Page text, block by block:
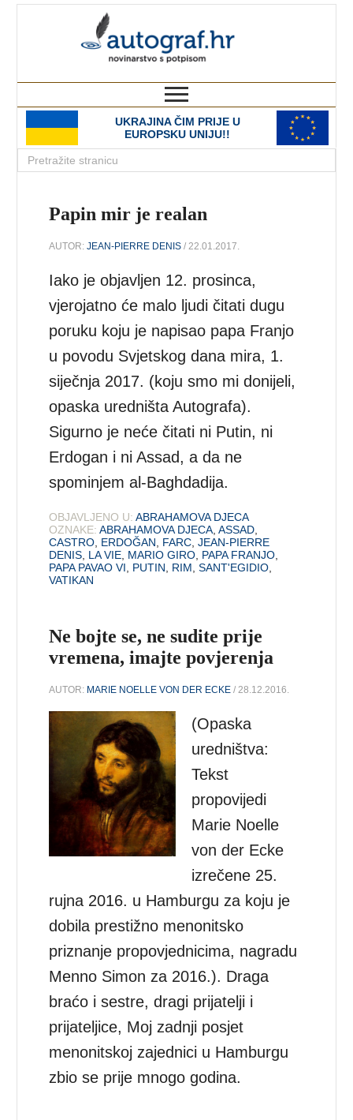
UKRAJINA ČIM PRIJE U
EUROPSKU UNIJU!!
Papin mir je realan
AUTOR:JEAN-PIERRE DENIS / 22.01.2017.
Iako je objavljen 12. prosinca,
vjerojatno će malo ljudi čitati dugu
poruku koju je napisao papa Franjo
u povodu Svjetskog dana mira, 1.
siječnja 2017. (koju smo mi donijeli,
opaska uredništa Autografa).
Sigurno je neće čitati ni Putin, ni
Erdogan i ni Assad, a da ne
spominjem al-Baghdadija.
OBJAVLJENO U: ABRAHAMOVA DJECA
OZNAKE: ABRAHAMOVA DJECA ,ASSAD
CASTRO ERDOĞAN FARC ,JEAN-PIERRE
DENIS LA VIE MARIO GIRO PAPA FRANJO
PAPA PAVAO VI
PUTIN RIM ,SANT'EGIDIO
VATIKAN
Ne bojte se, ne sudite prije
vremena, imajte povjerenja
AUTOR: MARIE NOELLE VON DER ECKE / 28.12.2016.
(Opaska
uredništva:
Tekst
propovijedi
Marie Noelle
von der Ecke
izrečene 25.
rujna 2016. u Hamburgu za koju je
dobila prestižno menonitsko
priznanje propovjednicima, nagradu
Menno Simon za 2016.). Draga
braćo i sestre, dragi prijatelji i
prijateljice, Moj zadnji posjet
menonitskoj zajednici u Hamburgu
zbio se prije mnogo godina.